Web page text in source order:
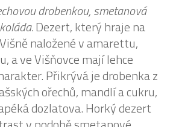
drobenkou, smetanová
Dezert, který hraje na
naložené v amarettu,
a ve Višňovce mají lehce
Přikrývá je drobenka z
ořechů, mandlí a cukru,
dozlatova. Horký dezert